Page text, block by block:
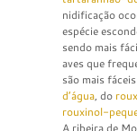
nidificação
espécie
sendo mais
aves que
são mais
d’água, do
rouxinol-